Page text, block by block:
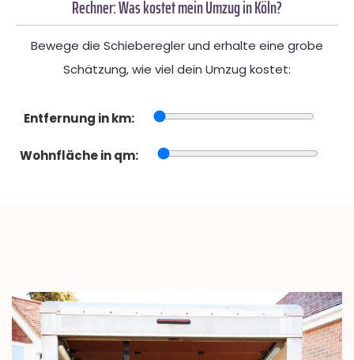
Rechner: Was kostet mein Umzug in Köln?
Bewege die Schieberegler und erhalte eine grobe
Schätzung, wie viel dein Umzug kostet:
Entfernung in km:
Wohnfläche in qm: